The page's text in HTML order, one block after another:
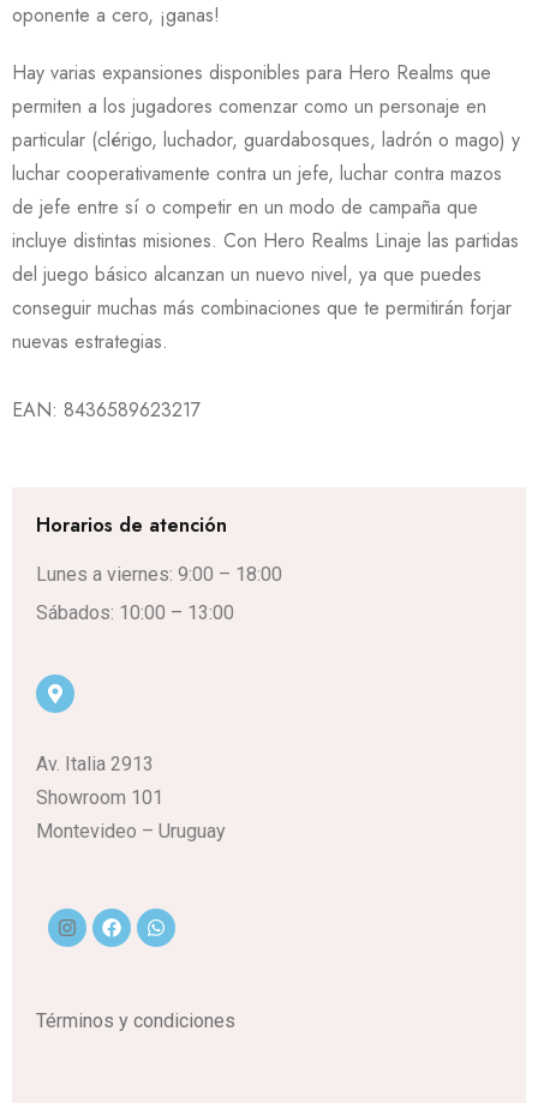
oponente a cero, ¡ganas!
Hay varias expansiones disponibles para Hero Realms que
permiten a los jugadores comenzar como un personaje en
particular (clérigo, luchador, guardabosques, ladrón o mago) y
luchar cooperativamente contra un jefe, luchar contra mazos
de jefe entre sí o competir en un modo de campaña que
incluye distintas misiones. Con Hero Realms Linaje las partidas
del juego básico alcanzan un nuevo nivel, ya que puedes
conseguir muchas más combinaciones que te permitirán forjar
nuevas estrategias.
EAN: 8436589623217
Horarios de atención
Lunes a viernes: 9:00 – 18:00
Sábados: 10:00 – 13:00
Av. Italia 2913
Showroom 101
Montevideo – Uruguay
Términos y condiciones